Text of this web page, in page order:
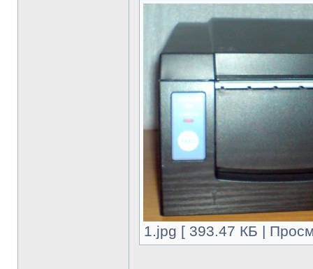
1.jpg [ 393.47 КБ |